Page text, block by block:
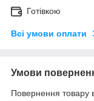
Готівкою
Всі умови оплати
Умови
Повернення товару